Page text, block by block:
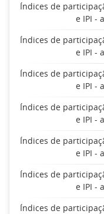
Índices de
e IPI -
Índices de
e IPI -
Índices de
e IPI -
Índices de
e IPI -
Índices de
e IPI -
Índices de
e IPI -
Índices de